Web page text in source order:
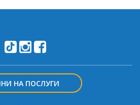
НА ПОСЛУГИ